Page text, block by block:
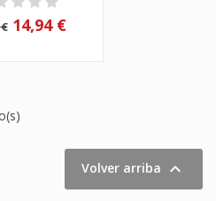
14,94 €
Volver arriba 